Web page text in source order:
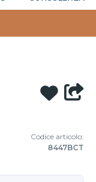
Codice articolo:
8447BCT